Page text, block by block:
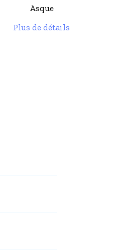
Bierge
Plus de détails